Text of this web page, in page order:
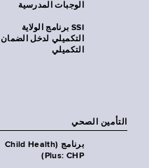
الوجبات المدرسية
SSI برنامج الولاية
التكميلي لدخل الضمان
التكميلي
التأمين الصحي
برنامج (Child Health
Plus: CHP)